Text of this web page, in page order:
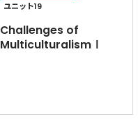
ユニット19
Challenges of
MulticulturalismⅠ